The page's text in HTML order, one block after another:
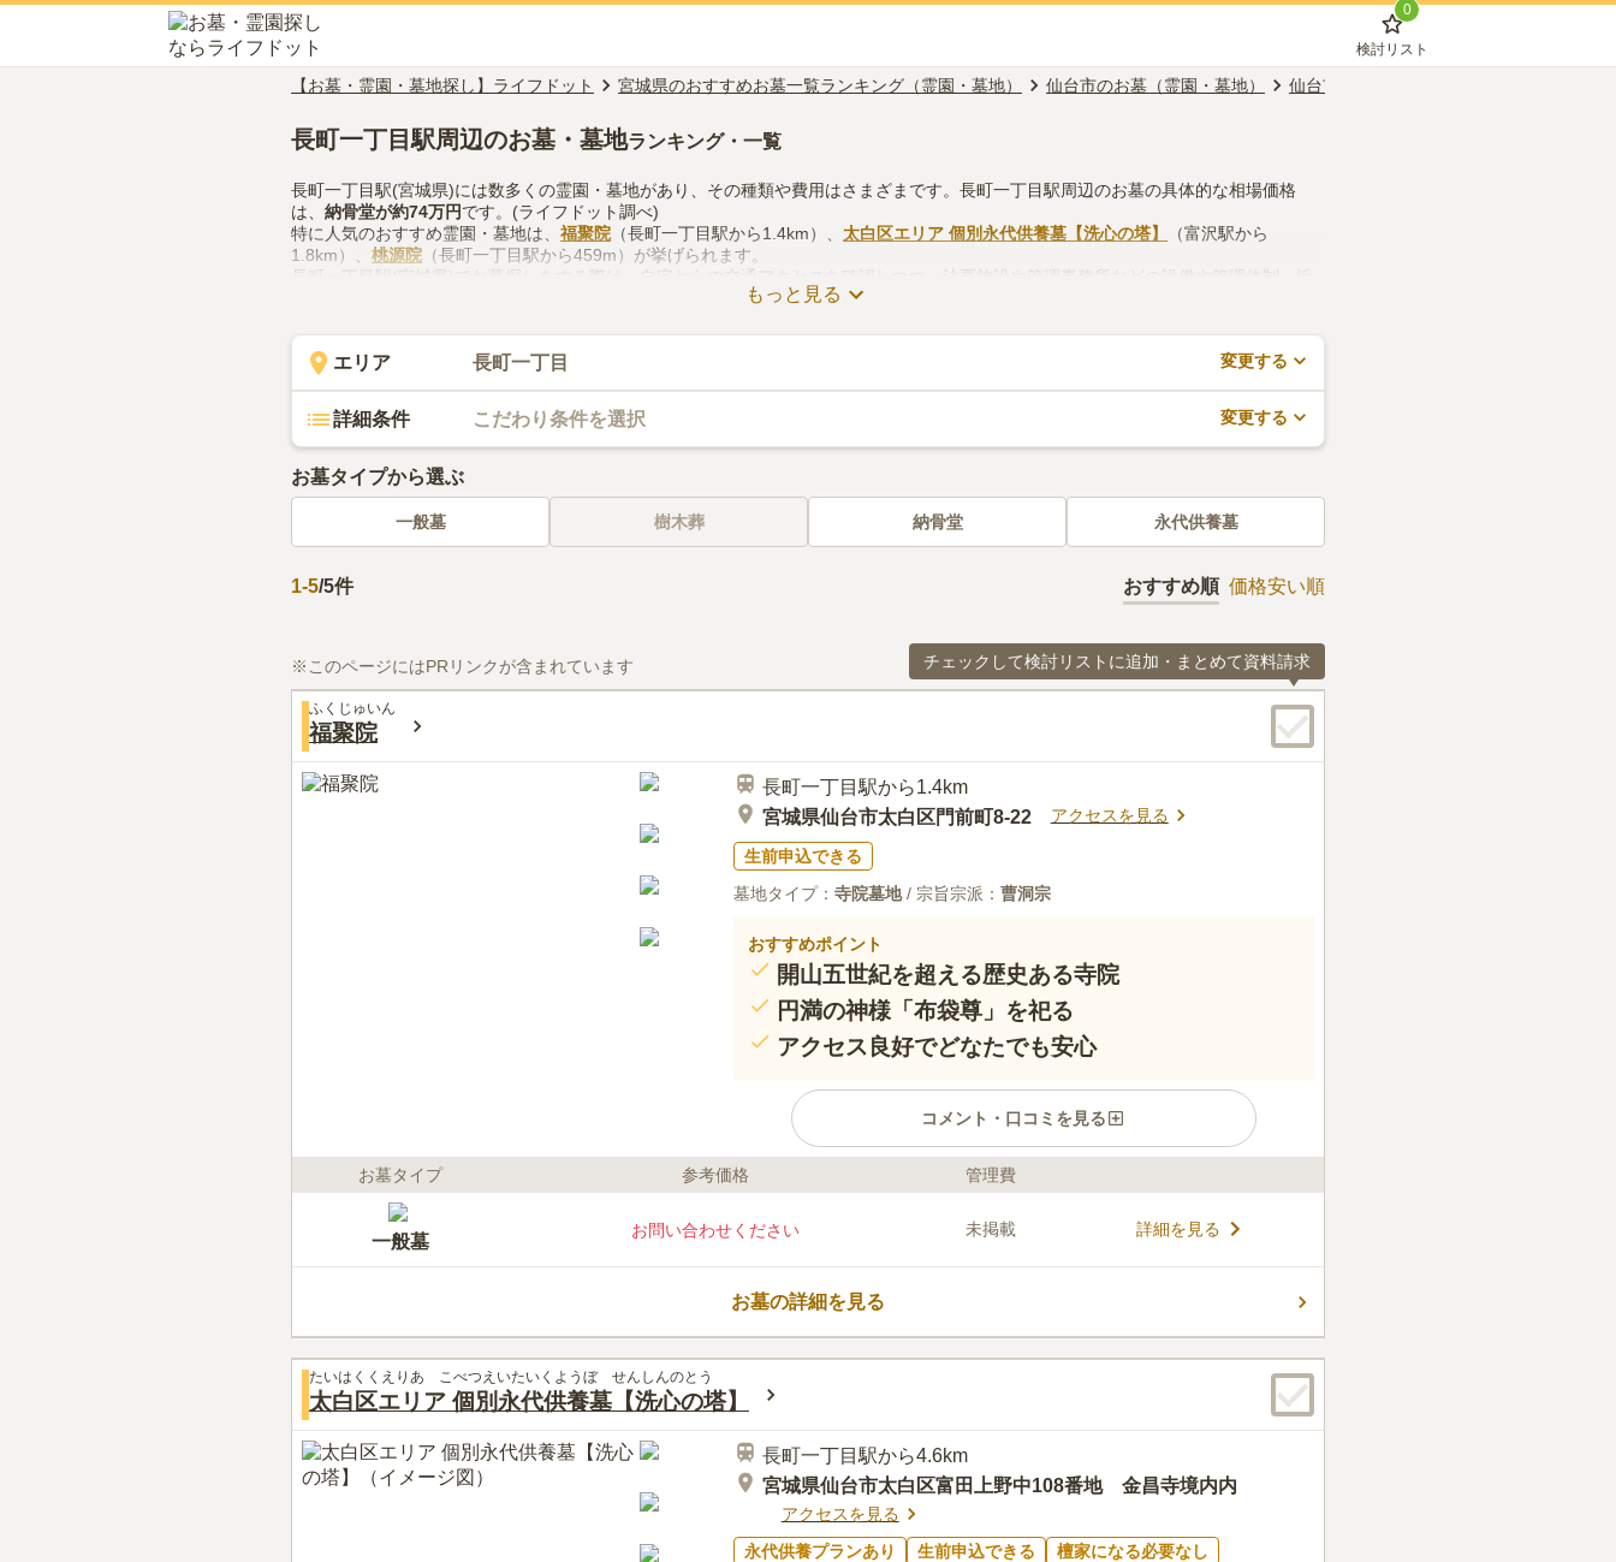
0
検討リスト
【お墓・霊園・墓地探し】ライフドット 宮城県のおすすめお墓一覧ランキング（霊園・墓地） 仙台市のお墓（霊園・墓地） 仙台市太白区のお墓（霊園・墓地）
長町一丁目駅周辺のお墓・墓地ランキング・一覧
長町一丁目駅(宮城県)には数多くの霊園・墓地があり、その種類や費用はさまざまです。長町一丁目駅周辺のお墓の具体的な相場価格
は、 納骨堂が約74万円です。(ライフドット調べ)
特に人気のおすすめ霊園・墓地は、 福聚院 （長町一丁目駅から1.4km）、 太白区エリア 個別永代供養墓【洗心の塔】
（富沢駅から
1.8km）、 桃源院 （長町一丁目駅から459m）が挙げられます。
長町一丁目駅(宮城県)でお墓探しをする際は、自宅からの交通アクセスを確認しつつ、法要施設や管理事務所などの設備や管理体制、近
隣での供花やお線香の入手方法などを考慮して選ぶとよいでしょう。資料請求や見学予約が無料でできますので、活用してみてくださ
もっと見る
エリア 長町一丁目 変更する
詳細条件 こだわり条件を選択 変更する
お墓タイプから選ぶ
一般墓 樹木葬 納骨堂 永代供養墓
1-5/5件 おすすめ順 価格安い順
※このページにはPRリンクが含まれています チェックして検討リストに追加・まとめて資料請求
ふくじゅいん
福聚院
長町一丁目駅から1.4km
宮城県仙台市太白区門前町8-22
アクセスを見る
生前申込できる
墓地タイプ： 寺院墓地/ 宗旨宗派： 曹洞宗
おすすめポイント
開山五世紀を超える歴史ある寺院
円満の神様「布袋尊」を祀る
アクセス良好でどなたでも安心
コメント・口コミを見る
ライフドット編集部のコメント
史ある寺院です。奥州仙臺七福神の一つ「布袋尊」を祀り、円
満の神様として多くの人々に信仰されています。国道286号線沿
いでアクセスも良好。宗教や宗派を問わず、どなたでも安心し
てご利用いただけます。
お墓タイプ 参考価格 管理費
一般墓
お問い合わせください 未掲載 詳細を見る
お墓の詳細を見る
たいはくくえりあ こべつえいたいくようぼ せんしんのとう
太白区エリア 個別永代供養墓【洗心の塔】
長町一丁目駅から4.6km
宮城県仙台市太白区富田上野中108番地 金昌寺境内内
アクセスを見る
永代供養プランあり
生前申込できる
檀家になる必要なし